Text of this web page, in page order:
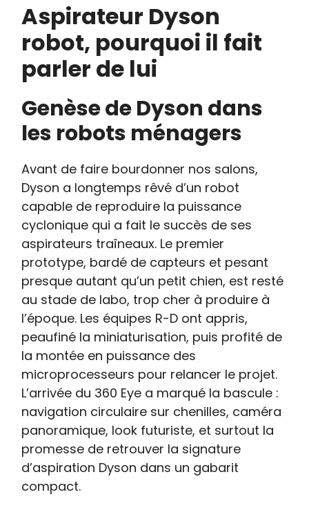
Aspirateur Dyson
robot, pourquoi il fait
parler de lui
Genèse de Dyson dans
les robots ménagers
Avant de faire bourdonner nos salons,
Dyson a longtemps rêvé d’un robot
capable de reproduire la puissance
cyclonique qui a fait le succès de ses
aspirateurs traîneaux. Le premier
prototype, bardé de capteurs et pesant
presque autant qu’un petit chien, est resté
au stade de labo, trop cher à produire à
l’époque. Les équipes R-D ont appris,
peaufiné la miniaturisation, puis profité de
la montée en puissance des
microprocesseurs pour relancer le projet.
L’arrivée du 360 Eye a marqué la bascule :
navigation circulaire sur chenilles, caméra
panoramique, look futuriste, et surtout la
promesse de retrouver la signature
d’aspiration Dyson dans un gabarit
compact.